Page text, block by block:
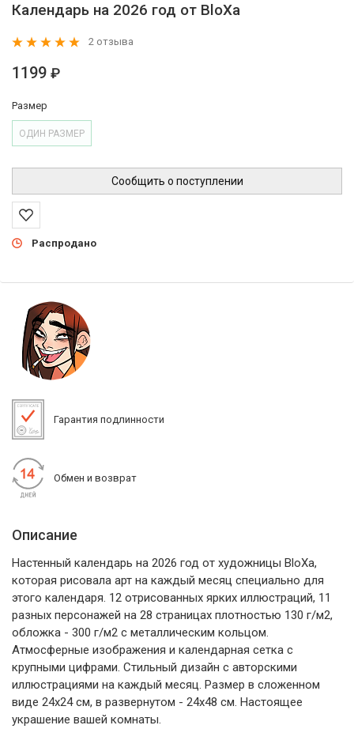
Календарь на 2026 год от BloXa
2 отзыва
1199 ₽
Размер
ОДИН РАЗМЕР
Распродано
Сообщить о поступлении
Гарантия подлинности
Обмен и возврат
Описание
Настенный календарь на 2026 год от художницы BloXa,
которая рисовала арт на каждый месяц специально для
этого календаря. 12 отрисованных ярких иллюстраций, 11
разных персонажей на 28 страницах плотностью 130 г/м2,
обложка - 300 г/м2 с металлическим кольцом.
Атмосферные изображения и календарная сетка с
крупными цифрами. Стильный дизайн с авторскими
иллюстрациями на каждый месяц. Размер в сложенном
виде 24x24 см, в развернутом - 24x48 см. Настоящее
украшение вашей комнаты.